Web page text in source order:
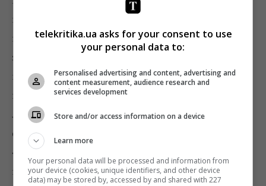
именно продюсеры прокладывают путь
национальному кинематографу за границу, то есть
занимаются международним продвижением. В
конце концов, и Американская киноакадемия
награждает именно продюсера ленты «Оскаром» за
лучший фильм. Кстати, первый иностранный
фильм, получивший награду в этой номинации –
«Паразиты» Пон Чжун Хо – также начал свое
победное шествие именно в Каннах, где на
telekritika.ua asks for your consent to use
your personal data to:
Personalised advertising and content, advertising and
content measurement, audience research and
services development
Store and/or access information on a device
Learn more
Your personal data will be processed and information from
your device (cookies, unique identifiers, and other device
data) may be stored by, accessed by and shared with 227